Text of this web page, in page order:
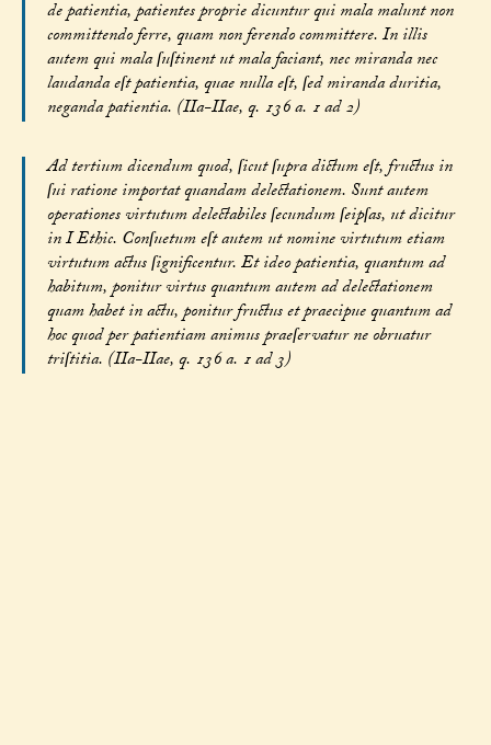
de patientia, patientes proprie dicuntur qui mala malunt non
committendo ferre, quam non ferendo committere. In illis
autem qui mala ſuſtinent ut mala faciant, nec miranda nec
laudanda eſt patientia, quae nulla eſt, ſed miranda duritia,
neganda patientia. (IIa-IIae, q. 136 a. 1 ad 2)
Ad tertium dicendum quod, ſicut ſupra dictum eſt, fructus in
ſui ratione importat quandam delectationem. Sunt autem
operationes virtutum delectabiles ſecundum ſeipſas, ut dicitur
in I Ethic. Conſuetum eſt autem ut nomine virtutum etiam
virtutum actus ſignificentur. Et ideo patientia, quantum ad
habitum, ponitur virtus quantum autem ad delectationem
quam habet in actu, ponitur fructus et praecipue quantum ad
hoc quod per patientiam animus praeſervatur ne obruatur
triſtitia. (IIa-IIae, q. 136 a. 1 ad 3)